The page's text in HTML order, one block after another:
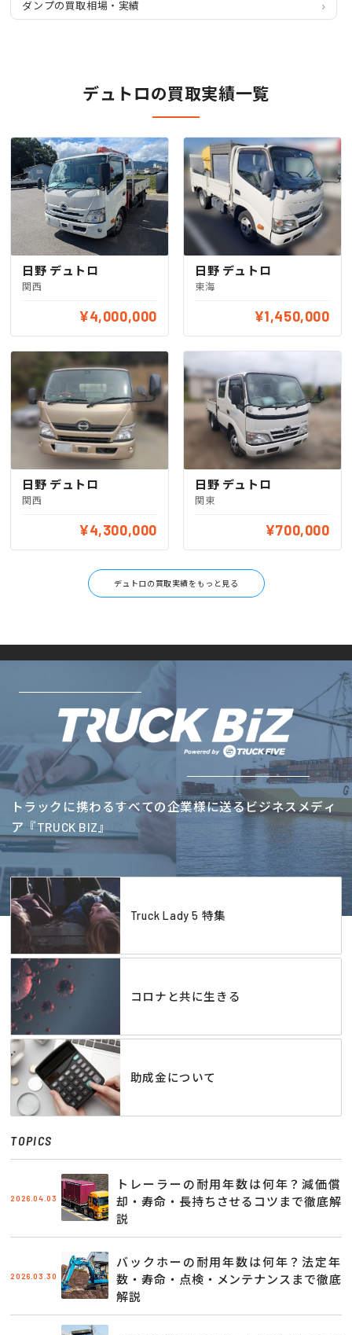
ダンプの買取相場・実績
デュトロの買取実績一覧
日野 デュトロ
関西
¥4,000,000
日野 デュトロ
東海
¥1,450,000
日野 デュトロ
関西
¥4,300,000
日野 デュトロ
関東
¥700,000
デュトロの買取実績をもっと見る
トラックに携わるすべての企業様に送るビジネスメディ
ア『TRUCK BIZ』
Truck Lady 5 特集
コロナと共に生きる
助成金について
TOPICS
2026.04.03
トレーラーの耐用年数は何年？減価償
却・寿命・長持ちさせるコツまで徹底解
説
2026.03.30
バックホーの耐用年数は何年？法定年
数・寿命・点検・メンテナンスまで徹底
解説